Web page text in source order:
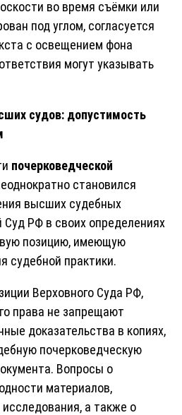
во время съёмки или
под углом, согласуется
с освещением фона
могут указывать
судов: допустимость
почерковедческой
становился
высших судебных
РФ в своих определениях
позицию, имеющую
судебной практики.
Верховного Суда РФ,
права не запрещают
доказательства в копиях,
почерковедческую
Вопросы о
материалов,
а также о